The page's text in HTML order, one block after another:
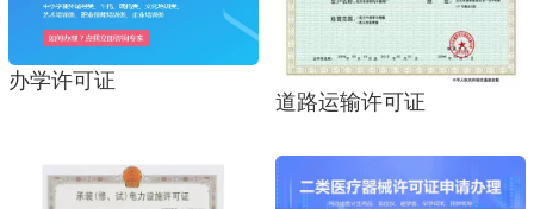
办学许可证
道路运输许可证